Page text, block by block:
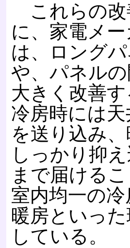
これらの改
に、家電メ
は、ロング
や、パネル
大きく改善
冷房時には
を送り込み
しっかり抑
まで届ける
室内均一の
暖房といっ
している。